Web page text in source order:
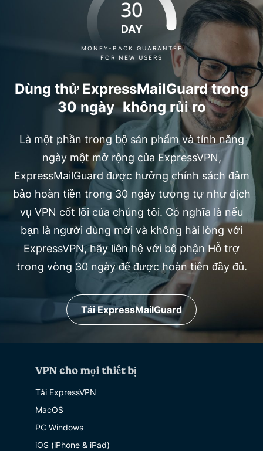
30
DAY
MONEY-BACK GUARANTEE
FOR NEW USERS
Dùng thử ExpressMailGuard trong
30 ngày không rủi ro
Là một phần trong bộ sản phẩm và tính năng
ngày một mở rộng của ExpressVPN,
ExpressMailGuard được hưởng chính sách đảm
bảo hoàn tiền trong 30 ngày tương tự như dịch
vụ VPN cốt lõi của chúng tôi. Có nghĩa là nếu
bạn là người dùng mới và không hài lòng với
ExpressVPN, hãy liên hệ với bộ phận Hỗ trợ
trong vòng 30 ngày để được hoàn tiền đầy đủ.
Tải ExpressMailGuard
VPN cho mọi thiết bị
Tải ExpressVPN
MacOS
PC Windows
iOS (iPhone & iPad)